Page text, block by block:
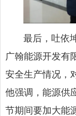
最后，吐依
广翰能源开发有
安全生产情况，
他强调，能源供
节期间要加大能